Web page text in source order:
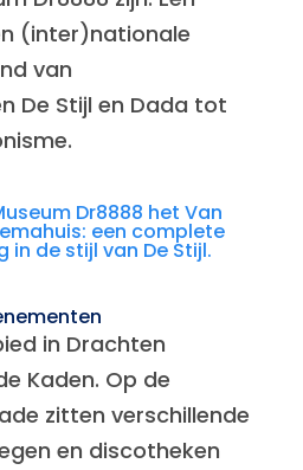
(inter)nationale
van
De Stijl en Dada tot
Dr8888 het Van
een complete
in de stijl van De Stijl.
in Drachten
Kaden. Op de
zitten verschillende
en discotheken